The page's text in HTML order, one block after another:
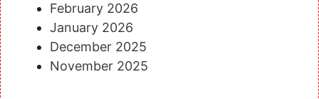
February 2026
January 2026
December 2025
November 2025